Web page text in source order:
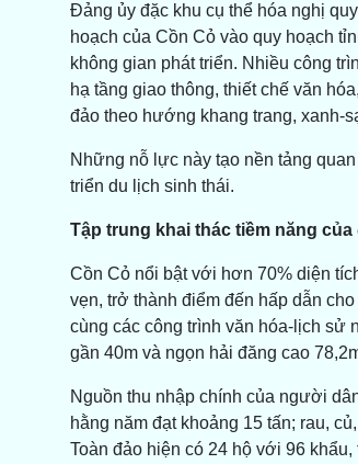
Đảng ủy đặc khu cụ thể hóa nghị
hoạch của Cồn Cỏ vào quy hoạch
không gian phát triển. Nhiều công
hạ tầng giao thông, thiết chế văn
đảo theo hướng khang trang, xanh-
Những nỗ lực này tạo nền tảng
triển du lịch sinh thái.
Tập trung khai thác tiềm năng của
Cồn Cỏ nổi bật với hơn 70% diện
vẹn, trở thành điểm đến hấp dẫn
cùng các công trình văn hóa-lịch sử
gần 40m và ngọn hải đăng cao
Nguồn thu nhập chính của người
hằng năm đạt khoảng 15 tấn; rau,
Toàn đảo hiện có 24 hộ với 96